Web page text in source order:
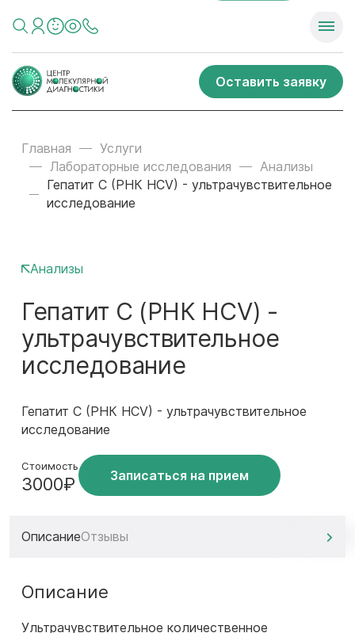
Оставить заявку
Главная
Услуги
Лабораторные исследования
Анализы
Гепатит C (РНК HCV) - ультрачувствительное
исследование
Анализы
Гепатит C (РНК HCV) -
ультрачувствительное
исследование
Гепатит C (РНК HCV) - ультрачувствительное
исследование
Стоимость
3000₽ Записаться на прием
ОписаниеОтзывы
Описание
Ультрачувствительное количественное